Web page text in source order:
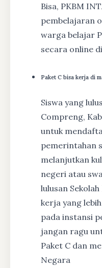
Bisa, PKBM
pembelajaran
warga belajar
secara online
Paket C bisa kerja di
Siswa yang
Compreng,
untuk
pemerintahan
melanjutkan
negeri atau
lulusan
kerja yang
pada instansi
jangan ragu
Paket C dan
Negara